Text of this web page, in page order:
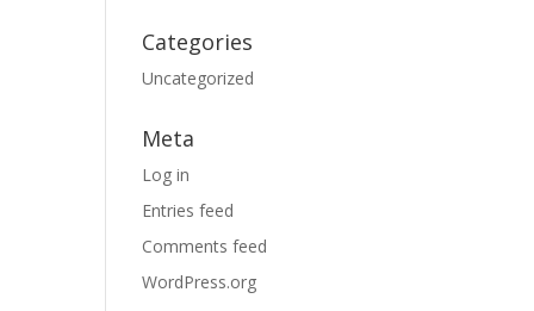
Categories
Uncategorized
Meta
Log in
Entries feed
Comments feed
WordPress.org